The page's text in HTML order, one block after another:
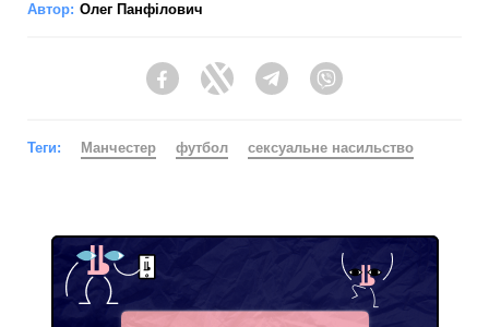
Автор: Олег Панфілович
FacebookTwitter Telegram
Теги: Манчестер футбол сексуальне насильство